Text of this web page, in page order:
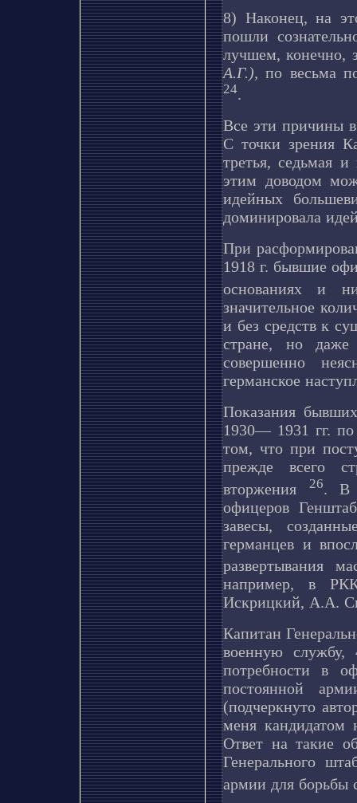
8) Наконец, на
пошли
лучшем, конечно,
А.Г.),по весьма
24.
Все эти причины
С точки зрения
третья, седьмая
этим доводом
идейных
доминировала
При
1918 г. бывшие
основаниях и
значительное
и без средств к
стране, но даже
совершенно
германское
Показания
1930— 1931 гг. по
том, что при
прежде всего
вторжения
26. В
офицеров
завесы,
германцев и
развертывания
например, в
Искрицкий, А.А.
Капитан
военную
потребности в
постоянной
(подчеркнуто
меня кандидатом
Ответ на такие
Генерального
армии для борьбы